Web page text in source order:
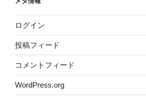
ログイン
投稿フィード
コメントフィード
WordPress.org